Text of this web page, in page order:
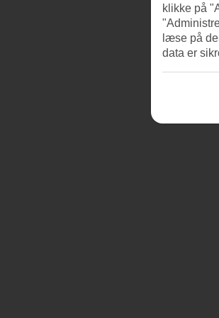
klikke på
læse på
data er